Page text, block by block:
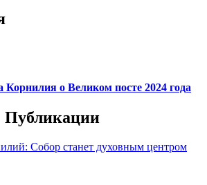
о Великом посте 2024 года
Публикации